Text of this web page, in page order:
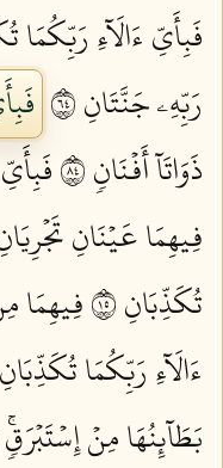
فَبِأَيِّ ءَالَآءِ رَبِّكُمَا
رَبِّهِۦ جَنَّتَانِ ٤٦
ذَوَاتَآ أَفۡنَانٖ ٤٨
فِيهِمَا عَيۡنَانِ تَجۡرِيَانِ
تُكَذِّبَانِ ٥١
فِيهِمَا
ءَالَآءِ رَبِّكُمَا تُكَذِّبَانِ ٥٣
بَطَآئِنُهَا مِنۡ إِسۡتَبۡرَقٖۚ